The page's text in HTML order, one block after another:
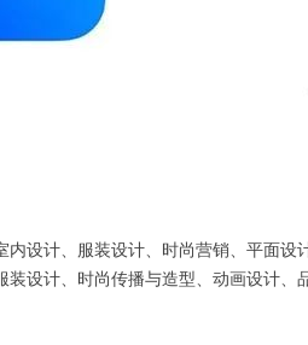
内设计、服装设计、时尚营销、平面
装设计、时尚传播与造型、动画设计、